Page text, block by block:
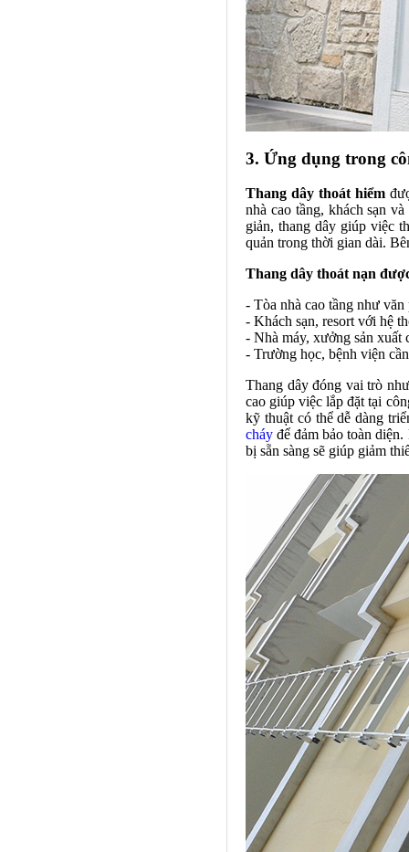
3. Ứng dụng trong
Thang dây thoát hiểm
nhà cao tầng, khách sạn
giản, thang dây giúp việc
quản trong thời gian dài.
Thang dây thoát nạn
- Tòa nhà cao tầng như
- Khách sạn, resort với hệ
- Nhà máy, xưởng sản
- Trường học, bệnh viện
Thang dây đóng vai trò
cao giúp việc lắp đặt tại
kỹ thuật có thể dễ dàng
cháy để đảm bảo toàn
bị sẵn sàng sẽ giúp giảm